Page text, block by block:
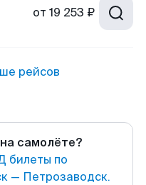
от 19 253 ₽
рейсов
самолёте?
билеты по
— Петрозаводск.